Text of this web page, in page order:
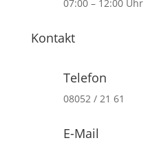
07:00 – 12:00 Uhr
Kontakt
Telefon
08052 / 21 61
E-Mail